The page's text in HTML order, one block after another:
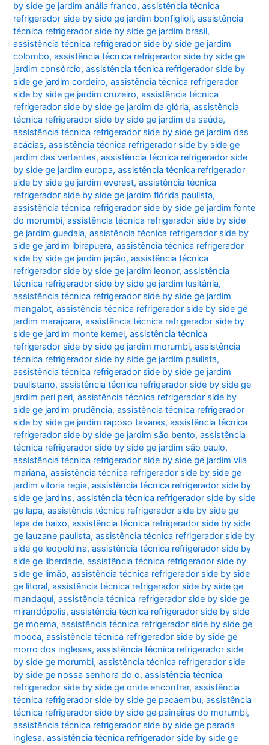
by side ge jardim anália franco,assistência técnica
refrigerador side by side ge jardim bonfiglioli,assistência
técnica refrigerador side by side ge jardim brasil,
assistência técnica refrigerador side by side ge jardim
colombo,assistência técnica refrigerador side by side ge
jardim consórcio,assistência técnica refrigerador side by
side ge jardim cordeiro,assistência técnica refrigerador
side by side ge jardim cruzeiro,assistência técnica
refrigerador side by side ge jardim da glória,assistência
técnica refrigerador side by side ge jardim da saúde,
assistência técnica refrigerador side by side ge jardim das
acácias,assistência técnica refrigerador side by side ge
jardim das vertentes,assistência técnica refrigerador side
by side ge jardim europa,assistência técnica refrigerador
side by side ge jardim everest,assistência técnica
refrigerador side by side ge jardim flórida paulista,
assistência técnica refrigerador side by side ge jardim fonte
do morumbi,assistência técnica refrigerador side by side
ge jardim guedala,assistência técnica refrigerador side by
side ge jardim ibirapuera,assistência técnica refrigerador
side by side ge jardim japão,assistência técnica
refrigerador side by side ge jardim leonor,assistência
técnica refrigerador side by side ge jardim lusitânia,
assistência técnica refrigerador side by side ge jardim
mangalot,assistência técnica refrigerador side by side ge
jardim marajoara,assistência técnica refrigerador side by
side ge jardim monte kemel,assistência técnica
refrigerador side by side ge jardim morumbi,assistência
técnica refrigerador side by side ge jardim paulista,
assistência técnica refrigerador side by side ge jardim
paulistano,assistência técnica refrigerador side by side ge
jardim peri peri,assistência técnica refrigerador side by
side ge jardim prudência,assistência técnica refrigerador
side by side ge jardim raposo tavares,assistência técnica
refrigerador side by side ge jardim são bento,assistência
técnica refrigerador side by side ge jardim são paulo,
assistência técnica refrigerador side by side ge jardim vila
mariana,assistência técnica refrigerador side by side ge
jardim vitoria regia,assistência técnica refrigerador side by
side ge jardins,assistência técnica refrigerador side by side
ge lapa,assistência técnica refrigerador side by side ge
lapa de baixo,assistência técnica refrigerador side by side
ge lauzane paulista,assistência técnica refrigerador side by
side ge leopoldina,assistência técnica refrigerador side by
side ge liberdade,assistência técnica refrigerador side by
side ge limão,assistência técnica refrigerador side by side
ge litoral,assistência técnica refrigerador side by side ge
mandaqui,assistência técnica refrigerador side by side ge
mirandópolis,assistência técnica refrigerador side by side
ge moema,assistência técnica refrigerador side by side ge
mooca,assistência técnica refrigerador side by side ge
morro dos ingleses,assistência técnica refrigerador side
by side ge morumbi,assistência técnica refrigerador side
by side ge nossa senhora do o,assistência técnica
refrigerador side by side ge onde encontrar,assistência
técnica refrigerador side by side ge pacaembu,assistência
técnica refrigerador side by side ge paineiras do morumbi,
assistência técnica refrigerador side by side ge parada
inglesa,assistência técnica refrigerador side by side ge